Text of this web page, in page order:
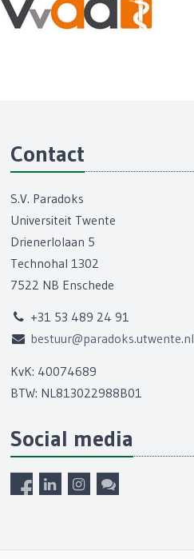
Contact
S.V. Paradoks
Universiteit Twente
Drienerlolaan 5
Technohal 1302
7522 NB Enschede
+31 53 489 24 91
bestuur@paradoks.utwente.nl
KvK: 40074689
BTW: NL813022988B01
Social media